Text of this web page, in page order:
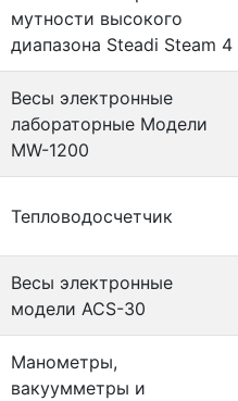
мутности высокого
диапазона Steadi Steam 4
Весы электронные
лабораторные Модели
MW-1200
Тепловодосчетчик
Весы электронные
модели ACS-30
Манометры,
вакуумметры и